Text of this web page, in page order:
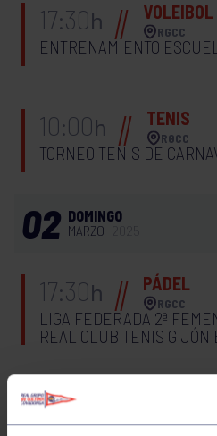
17:30h VOLEIBOL
RGCC
ENTRENAMIENTO
10:00h TENIS
RGCC
TORNEO TENIS DE
02 DOMINGO
MARZO
17:30h PÁDEL
RGCC
LIGA FEDERADA 2ª
REAL CLUB TENIS GIJÓN
18:00
LIGA FEDERADA 3ª